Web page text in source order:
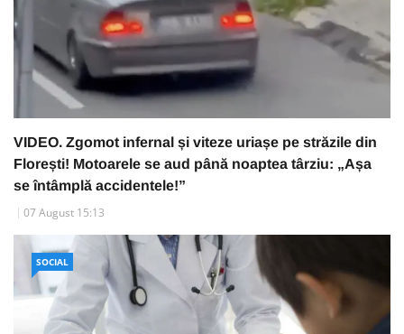
VIDEO. Zgomot infernal și viteze uriașe pe străzile din
Florești! Motoarele se aud până noaptea târziu: „Așa
se întâmplă accidentele!”
07 August 15:13
SOCIAL